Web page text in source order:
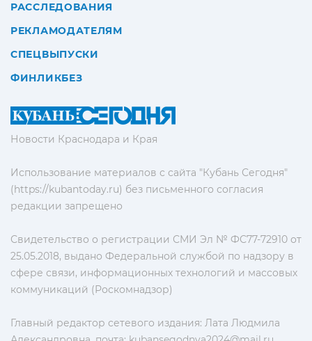
Новости Краснодара и Края
Использование материалов с сайта "Кубань Сегодня"
(https://kubantoday.ru) без письменного согласия
редакции запрещено
Свидетельство о регистрации СМИ Эл № ФС77-72910 от
25.05.2018, выдано Федеральной службой по надзору в
сфере связи, информационных технологий и массовых
коммуникаций (Роскомнадзор)
Главный редактор сетевого издания: Лата Людмила
РАССЛЕДОВАНИЯ
РЕКЛАМОДАТЕЛЯМ
СПЕЦВЫПУСКИ
ФИНЛИКБЕЗ